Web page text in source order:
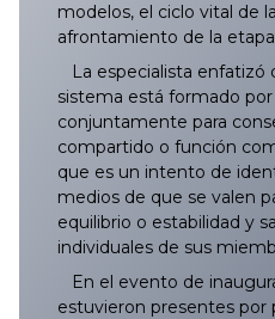
modelos, el ciclo vital de
afrontamiento de la
La especialista enfatizó
sistema está formado
conjuntamente para
compartido o función
que es un intento de
medios de que se valen
equilibrio o estabilidad y
individuales de sus
En el evento de
estuvieron presentes por